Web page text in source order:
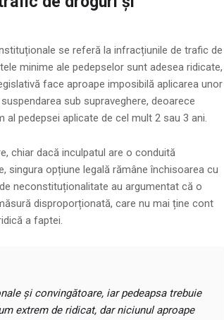
se referă la infracțiunile de trafic de
minime ale pedepselor sunt adesea ridicate,
face aproape imposibilă aplicarea unor
sub supraveghere, deoarece
pedepsei aplicate de cel mult 2 sau 3 ani.
chiar dacă inculpatul are o conduită
singura opțiune legală rămâne închisoarea cu
neconstituționalitate au argumentat că o
disproporționată, care nu mai ține cont
a faptei.
și convingătoare, iar pedeapsa trebuie
extrem de ridicat, dar niciunul aproape